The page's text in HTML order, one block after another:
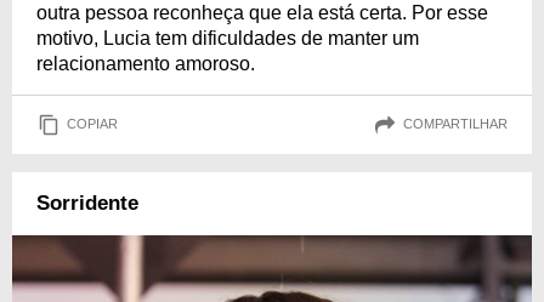
outra pessoa reconheça que ela está certa. Por esse
motivo, Lucia tem dificuldades de manter um
relacionamento amoroso.
COPIAR COMPARTILHAR
Sorridente